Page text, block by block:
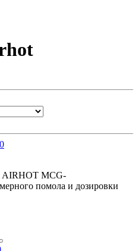
AIRHOT MCG-
помола и дозировки